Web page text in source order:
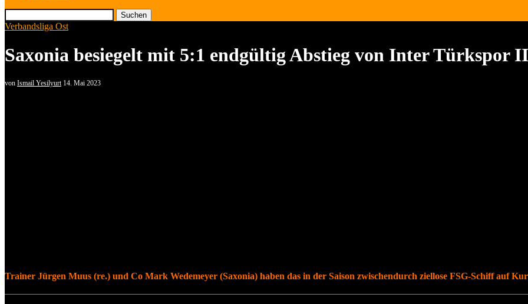
Suchen
Verbandsliga Ost
Saxonia besiegelt mit 5:1 endgültig Abstieg von Inter Türkspor II
von Ismail Yesilyurt 14. Mai 2023
Trainer Jürgen Muus (re.) und Co Mark Wedemeyer (Saxonia) haben das in der Saison zwischendurch ziellose FSG-Schiff auf